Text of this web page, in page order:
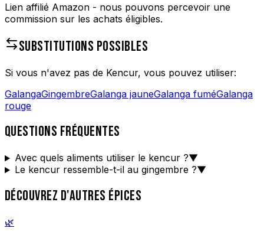
Lien affilié Amazon - nous pouvons percevoir une
commission sur les achats éligibles.
SUBSTITUTIONS POSSIBLES
Si vous n'avez pas de Kencur, vous pouvez utiliser:
GalangaGingembreGalanga jauneGalanga fuméGalanga
rouge
QUESTIONS FRÉQUENTES
Avec quels aliments utiliser le kencur ?▼
Le kencur ressemble-t-il au gingembre ?▼
DÉCOUVREZ D'AUTRES ÉPICES
🌿